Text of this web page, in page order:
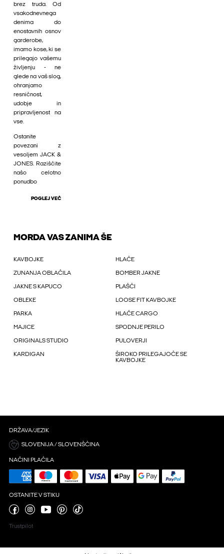
brez truda. Od
vsakodnevnega
denima do
enostavnih osnov
garderobe,
imamo kose, ki se
prilegajo vašemu
življenju - ne
glede na vaš slog,
ohranjamo
resničnost,
udobje in
pripravljenost na
vse.
Ostanite
povezani z
vesoljem JACK &
JONES. Raziščite
našo celotno
ponudbo
POGLEJ VEČ
MORDA VAS ZANIMA ŠE
KAVBOJKE HLAČE
ZUNANJA OBLAČILA BOMBER JAKNE
JAKNE S KAPUCO PLAŠČI
OBLEKE LOOSE FIT KAVBOJKE
PARKA HLAČE CARGO
MAJICE SPODNJE PERILO
ORIGINALS STUDIO PULOVERJI
KARDIGAN
ŠIROKO PRILEGAJOČE SE
KAVBOJKE
DRŽAVA/JEZIK
SLOVENIJA / SLOVENŠČINA
NAČINI PLAČILA
OSTANITE V STIKU
Trustpilot